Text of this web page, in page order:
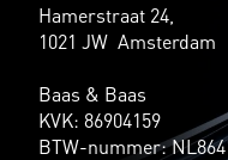
Hamerstraat 24,
1021 JW Amsterdam
Baas & Baas
KVK: 86904159
BTW-nummer: